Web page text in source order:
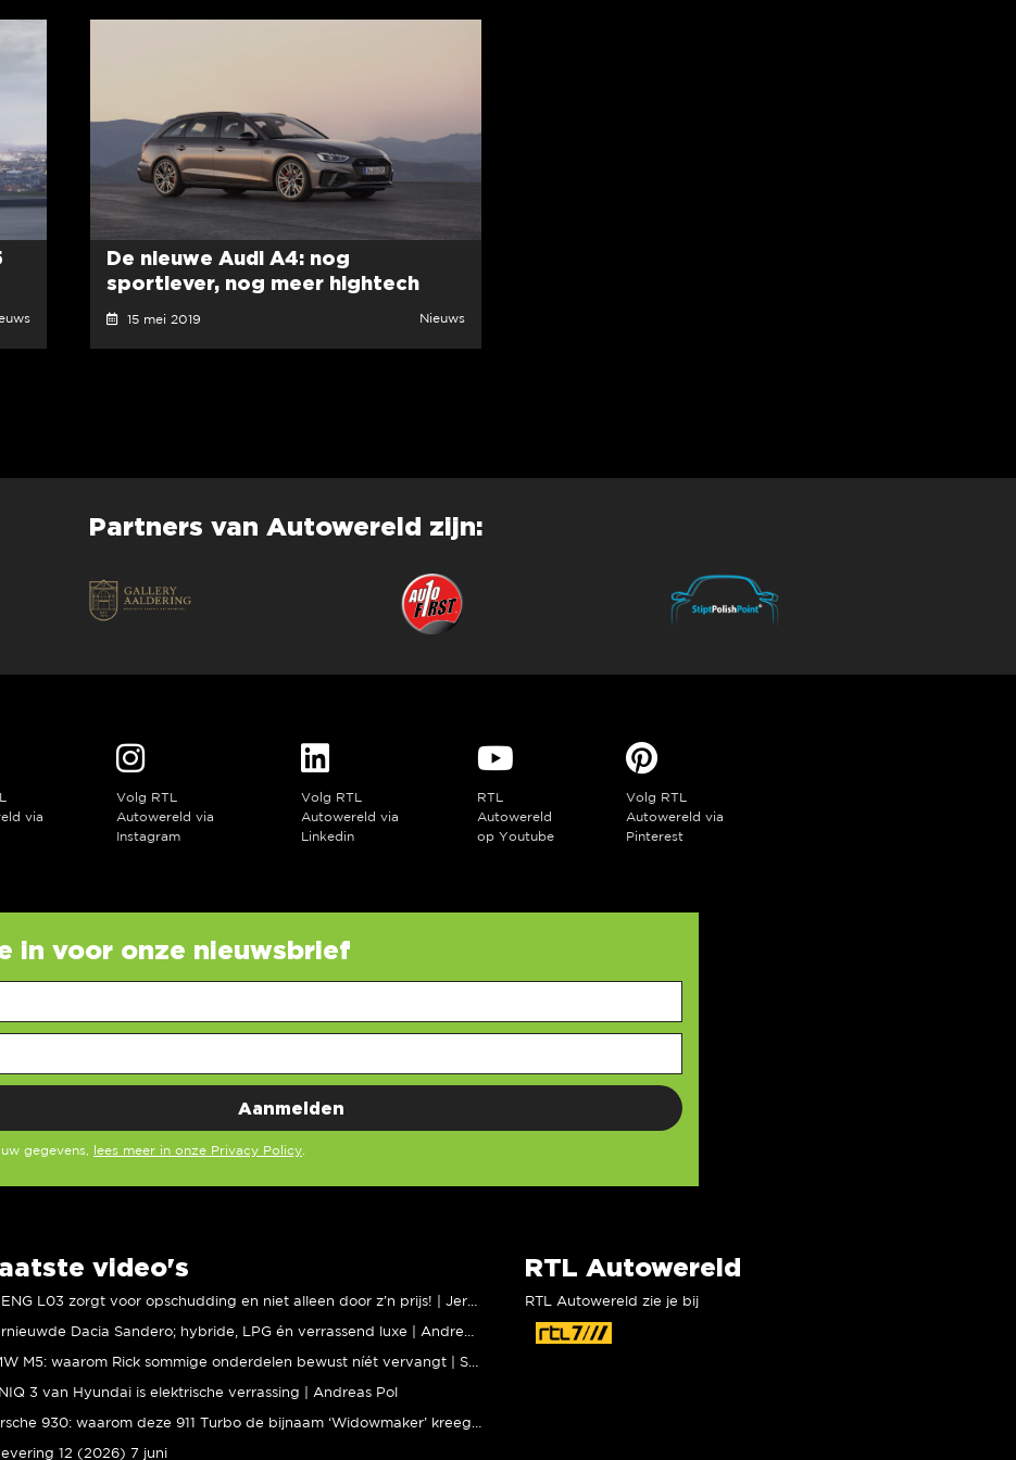
De nieuwe Audi A4: nog
sportiever, nog meer hightech
15 mei 2019 Nieuws
Partners van Autowereld zijn:
via
Volg RTL
Autowereld via
Instagram
Volg RTL
Autowereld via
Linkedin
RTL
Autowereld
op Youtube
Volg RTL
Autowereld via
Pinterest
in voor onze nieuwsbrief
gegevens, lees meer in onze Privacy Policy
video's
3 van Hyundai is elektrische verrassing | Andreas Pol
12 (2026) 7 juni
RTL Autowereld
RTL Autowereld zie je bij